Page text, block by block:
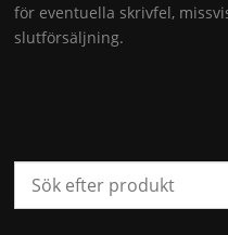
för eventuella skrivfel,
slutförsäljning.